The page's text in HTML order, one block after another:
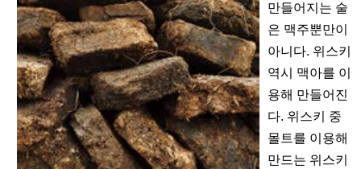
만들어지는 술
은 맥주뿐만이
아니다. 위스키
역시 맥아를 이
용해 만들어진
다. 위스키 중
몰트를 이용해
만드는 위스키